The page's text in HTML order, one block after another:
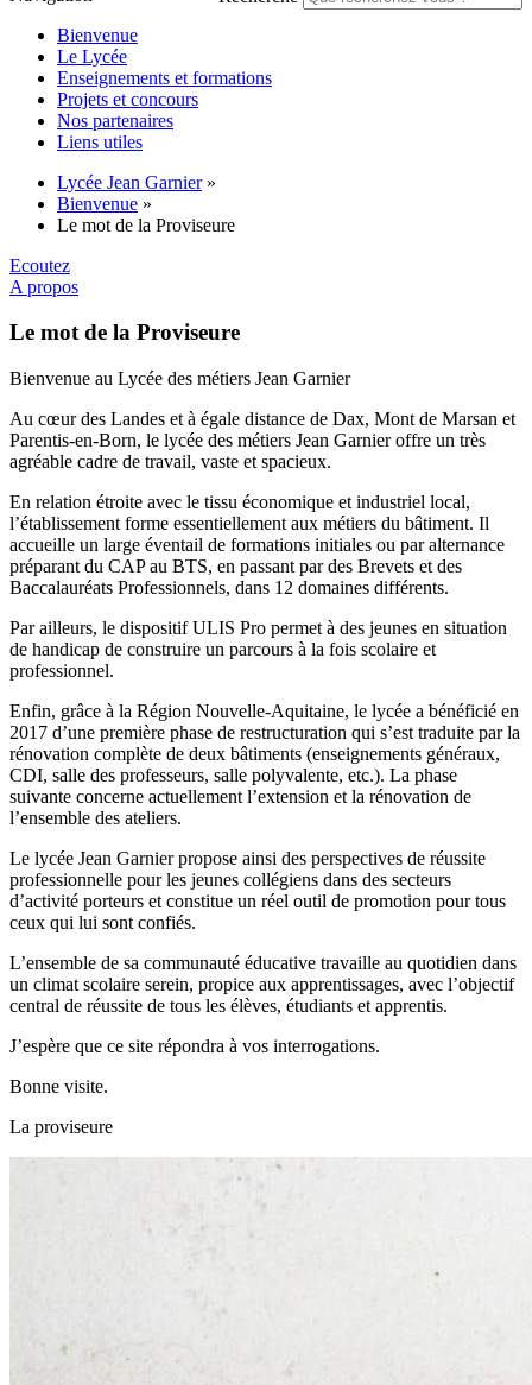
Bienvenue
Le Lycée
Enseignements et formations
Projets et concours
Nos partenaires
Liens utiles
Lycée Jean Garnier »
Bienvenue »
Le mot de la Proviseure
Ecoutez
A propos
Le mot de la Proviseure
Bienvenue au Lycée des métiers Jean Garnier
Au cœur des Landes et à égale distance de Dax, Mont de Marsan et
Parentis-en-Born, le lycée des métiers Jean Garnier offre un très
agréable cadre de travail, vaste et spacieux.
En relation étroite avec le tissu économique et industriel local,
l’établissement forme essentiellement aux métiers du bâtiment. Il
accueille un large éventail de formations initiales ou par alternance
préparant du CAP au BTS, en passant par des Brevets et des
Baccalauréats Professionnels, dans 12 domaines différents.
Par ailleurs, le dispositif ULIS Pro permet à des jeunes en situation
de handicap de construire un parcours à la fois scolaire et
professionnel.
Enfin, grâce à la Région Nouvelle-Aquitaine, le lycée a bénéficié en
2017 d’une première phase de restructuration qui s’est traduite par la
rénovation complète de deux bâtiments (enseignements généraux,
CDI, salle des professeurs, salle polyvalente, etc.). La phase
suivante concerne actuellement l’extension et la rénovation de
l’ensemble des ateliers.
Le lycée Jean Garnier propose ainsi des perspectives de réussite
professionnelle pour les jeunes collégiens dans des secteurs
d’activité porteurs et constitue un réel outil de promotion pour tous
ceux qui lui sont confiés.
L’ensemble de sa communauté éducative travaille au quotidien dans
un climat scolaire serein, propice aux apprentissages, avec l’objectif
central de réussite de tous les élèves, étudiants et apprentis.
J’espère que ce site répondra à vos interrogations.
Bonne visite.
La proviseure